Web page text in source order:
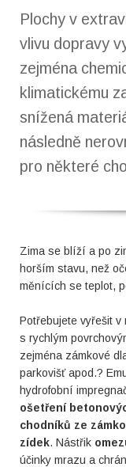
Plochy v
vlivu dopravy
zejména
klimatickému
snížená
následně
pro některé
Zima se blíží a po
horším stavu, než
měnících se teplot,
Potřebujete vyřešit
s rychlým
zejména zámkové
parkovišť apod.?
hydrofobní
ošetření
chodníků ze
zídek. Nástřik
účinky mrazu a